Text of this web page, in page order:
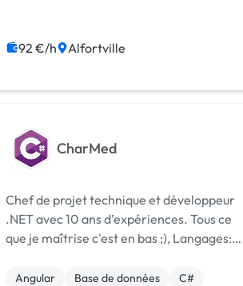
92 €/h Alfortville
CharMed
Chef de projet technique et développeur
.NET avec 10 ans d’expériences. Tous ce
que je maîtrise c'est en bas ;), Langages:
XHTML, C, C++, SQL, T-Sql, ScriptShell
Angular Base de données
C#